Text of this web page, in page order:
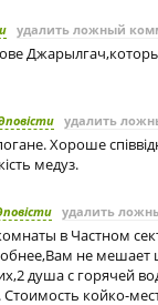
удалить ложный
удалить
Хороше
медуз.
удалить
в Частном
не
душа с горячей
Стоимость койко-